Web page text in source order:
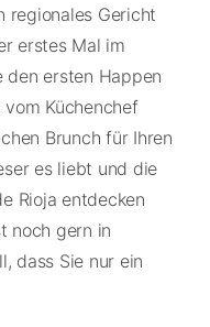
regionales Gericht
erstes Mal im
den ersten Happen
vom Küchenchef
Brunch für Ihren
es liebt und die
Rioja entdecken
noch gern in
dass Sie nur ein